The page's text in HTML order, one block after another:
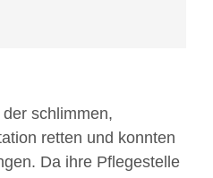
schlimmen,
retten und konnten
Da ihre Pflegestelle